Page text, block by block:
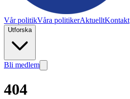
Vår politikVåra politikerAktuelltKontakt
Utforska
Bli medlem
404